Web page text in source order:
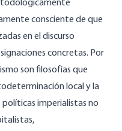
consciente de que
en el discurso
concretas. Por
son filosofías que
local y la
políticas imperialistas no